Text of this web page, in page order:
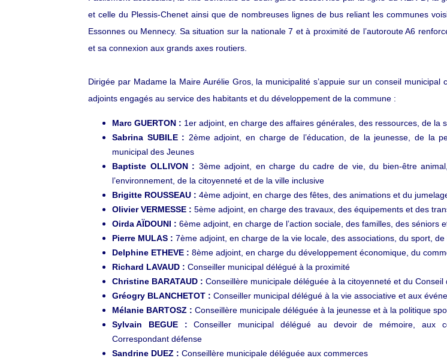
et celle du Plessis-Chenet ainsi que de nombreuses lignes de bus reliant les communes
Essonnes ou Mennecy. Sa situation sur la nationale 7 et à proximité de l’autoroute A6
et sa connexion aux grands axes routiers.
Dirigée par Madame la Maire Aurélie Gros, la municipalité s’appuie sur un conseil municipal
adjoints engagés au service des habitants et du développement de la commune :
Marc GUERTON : 1er adjoint, en charge des affaires générales, des ressources, de la
Sabrina SUBILE : 2ème adjoint, en charge de l’éducation, de la jeunesse, de la
municipal des Jeunes
Baptiste OLLIVON : 3ème adjoint, en charge du cadre de vie, du bien-être
l’environnement, de la citoyenneté et de la ville inclusive
Brigitte ROUSSEAU : 4ème adjoint, en charge des fêtes, des animations et du
Olivier VERMESSE : 5ème adjoint, en charge des travaux, des équipements et des
Oirda AÏDOUNI : 6ème adjoint, en charge de l’action sociale, des familles, des séniors
Pierre MULAS : 7ème adjoint, en charge de la vie locale, des associations, du sport,
Delphine ETHEVE : 8ème adjoint, en charge du développement économique, du
Richard LAVAUD : Conseiller municipal délégué à la proximité
Christine BARATAUD : Conseillère municipale déléguée à la citoyenneté et du Conseil
​​​​​​​Gréogry BLANCHETOT : Conseiller municipal délégué à la vie associative et aux
​​​​​​​​​​​​​​Mélanie BARTOSZ : Conseillère municipale déléguée à la jeunesse et à la politique
Sylvain BEGUE :Conseiller municipal délégué au devoir de mémoire, aux
Correspondant défense
Sandrine DUEZ : Conseillère municipale déléguée aux commerces